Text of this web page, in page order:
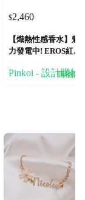
$2,460
【熾熱性感香水】魅
力發電中! EROS紅色
Pinkoi - 設計購物
購物賺